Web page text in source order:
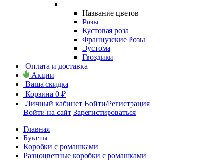
Название цветов
Розы
Кустовая роза
Французские Розы
Эустома
Гвоздики
Оплата и доставка
Акции
Ваша скидка
Корзина 0 ₽
Личный кабинет Войти/Регистрация
Войти на сайт Зарегистироваться
Главная
Букеты
Коробки с ромашками
Разноцветные коробки с ромашками